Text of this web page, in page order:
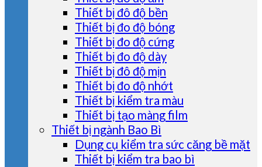
Thiết bị đô độ bền
Thiết bị đo độ bóng
Thiết bị đo độ cứng
Thiết bị đo độ dày
Thiết bị đô độ mịn
Thiết bị đo độ nhớt
Thiết bị kiểm tra màu
Thiết bị tạo màng film
Thiết bị ngành Bao Bì
Dụng cụ kiểm tra sức căng bề mặt
Thiết bị kiểm tra bao bì